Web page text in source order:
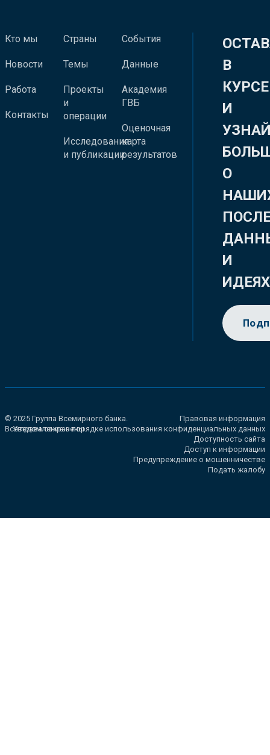
Кто мы
Новости
Работа
Контакты
Страны
Темы
Проекты
и
операции
Исследования
и публикации
События
Данные
Академия
ГВБ
Оценочная
карта
результатов
В
КУРСЕ
И
О
И
ИДЕЯХ
© 2025 Группа Всемирного банка.
Все права сохранены.
Правовая информация
Уведомление о порядке использования конфиденциальных данных
Доступность сайта
Доступ к информации
Предупреждение о мошенничестве
Подать жалобу